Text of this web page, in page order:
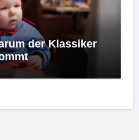
der Klassiker